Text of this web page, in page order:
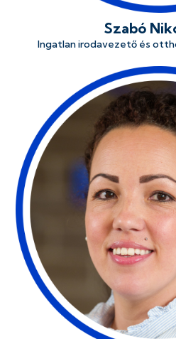
Szabó
Ingatlan irodavezető és